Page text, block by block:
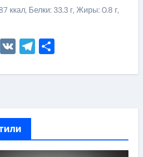
ккал, Белки: 33.3 г, Жиры: 0.8 г,
VKTelegram
Отправить